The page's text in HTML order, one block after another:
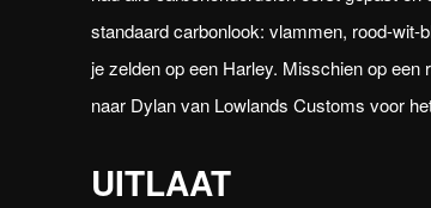
standaard carbonlook: vlammen, rood-
je zelden op een Harley. Misschien op
naar Dylan van Lowlands Customs voor
UITLAAT